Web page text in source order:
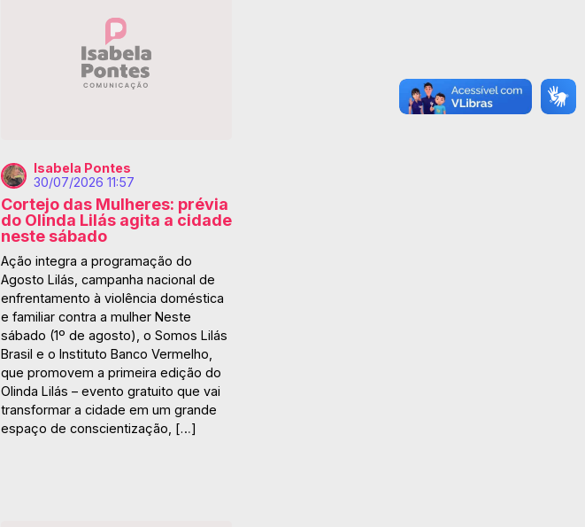
Isabela Pontes
30/07/2026 11:57
Cortejo das Mulheres: prévia
do Olinda Lilás agita a cidade
neste sábado
Ação integra a programação do
Agosto Lilás, campanha nacional de
enfrentamento à violência doméstica
e familiar contra a mulher Neste
sábado (1º de agosto), o Somos Lilás
Brasil e o Instituto Banco Vermelho,
que promovem a primeira edição do
Olinda Lilás – evento gratuito que vai
transformar a cidade em um grande
espaço de conscientização, […]